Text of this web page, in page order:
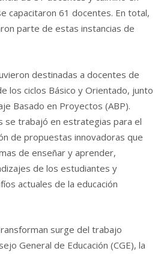
capacitaron 61 docentes. En total,
parte de estas instancias de
destinadas a docentes de
los ciclos Básico y Orientado, junto
Basado en Proyectos (ABP).
se trabajó en estrategias para el
de propuestas innovadoras que
de enseñar y aprender,
de los estudiantes y
actuales de la educación
surge del trabajo
General de Educación (CGE), la